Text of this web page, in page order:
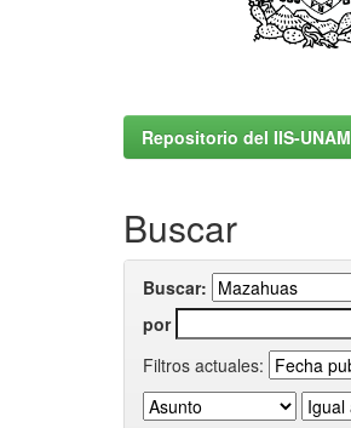
Repositorio del IIS-UNAM
Buscar
Buscar:
por
Filtros actuales: